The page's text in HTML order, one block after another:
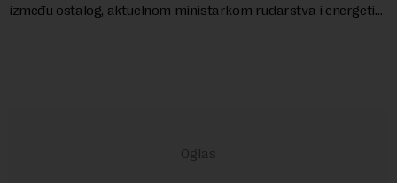
između ostalog, aktuelnom ministarkom rudarstva i energetike